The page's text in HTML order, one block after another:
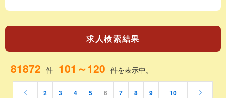
求人検索結果
81872 件 101～120 件を表示中。
2 3 4 5 6 7 8 9 10